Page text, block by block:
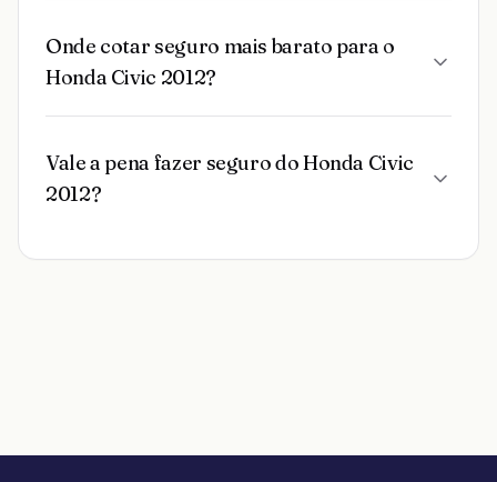
Onde cotar seguro mais barato para o
Honda Civic 2012?
Vale a pena fazer seguro do Honda Civic
2012?